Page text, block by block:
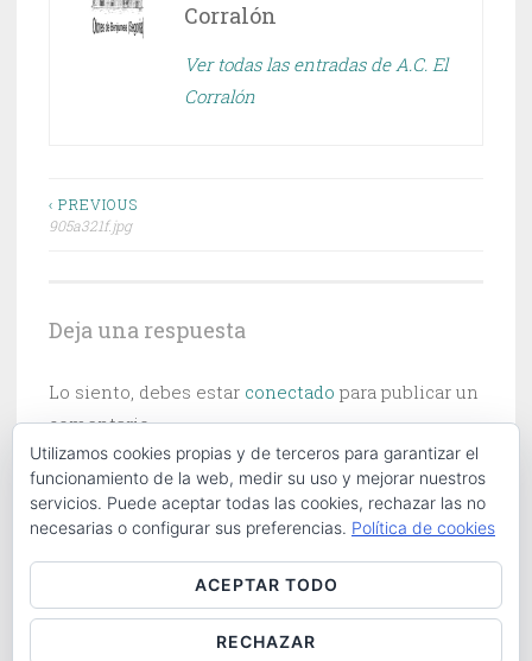
Corralón
Ver todas las entradas de A.C. El
Corralón
Navegación
‹ PREVIOUS
905a321f.jpg
Deja una respuesta
Lo siento, debes estar conectado para publicar un
comentario.
Utilizamos cookies propias y de terceros para garantizar el
funcionamiento de la web, medir su uso y mejorar nuestros
servicios. Puede aceptar todas las cookies, rechazar las no
necesarias o configurar sus preferencias. Política de cookies
ACEPTAR TODO
RECHAZAR